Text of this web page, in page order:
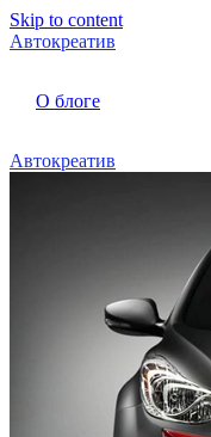
Skip to content
Автокреатив
О блоге
Автокреатив